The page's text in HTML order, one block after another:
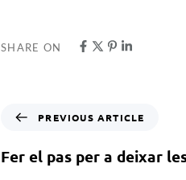
SHARE ON
PREVIOUS ARTICLE
Fer el pas per a deixar